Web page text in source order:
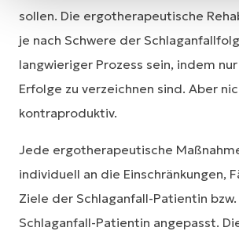
sollen. Die ergotherapeutische
je nach Schwere der
langwieriger Prozess sein, indem
Erfolge zu verzeichnen sind. Aber
kontraproduktiv.
Jede ergotherapeutische
individuell an die Einschränkungen,
Ziele der Schlaganfall-Patientin
Schlaganfall-Patientin angepasst.